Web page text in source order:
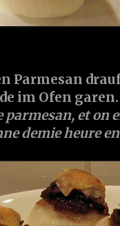
Parmesan
im Ofen garen.
parmesan, et on
demie heure